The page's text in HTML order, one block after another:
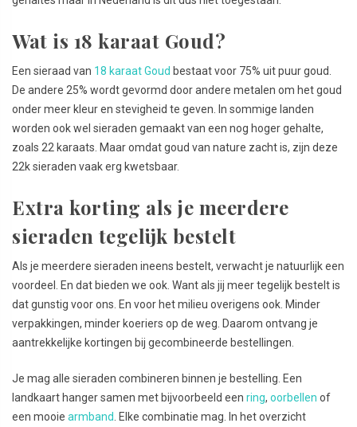
Wat is 18 karaat Goud?
Een sieraad van 18 karaat Goud bestaat voor 75% uit puur goud.
De andere 25% wordt gevormd door andere metalen om het goud
onder meer kleur en stevigheid te geven. In sommige landen
worden ook wel sieraden gemaakt van een nog hoger gehalte,
zoals 22 karaats. Maar omdat goud van nature zacht is, zijn deze
22k sieraden vaak erg kwetsbaar.
Extra korting als je meerdere
sieraden tegelijk bestelt
Als je meerdere sieraden ineens bestelt, verwacht je natuurlijk een
voordeel. En dat bieden we ook. Want als jij meer tegelijk bestelt is
dat gunstig voor ons. En voor het milieu overigens ook. Minder
verpakkingen, minder koeriers op de weg. Daarom ontvang je
aantrekkelijke kortingen bij gecombineerde bestellingen.
Je mag alle sieraden combineren binnen je bestelling. Een
landkaart hanger samen met bijvoorbeeld een ring, oorbellen of
een mooie armband . Elke combinatie mag. In het overzicht